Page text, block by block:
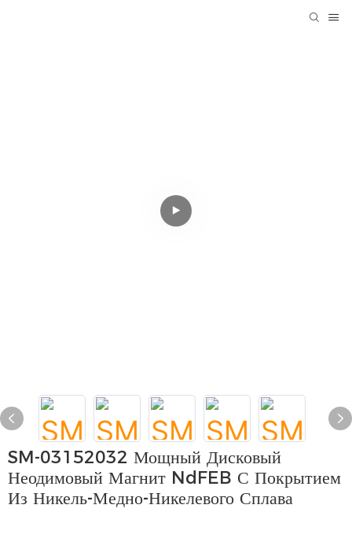
SM-03152032 Мощный Дисковый
Неодимовый Магнит NdFEB С Покрытием
Из Никель-Медно-Никелевого Сплава